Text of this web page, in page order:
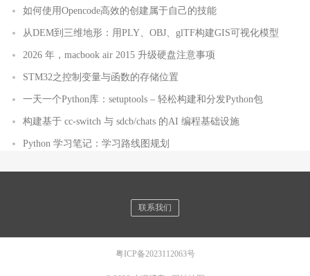
如何使用Opencode高效的创建属于自己的技能
从DEM到三维地形：用PLY、OBJ、glTF构建GIS可视化模型
2026 年，macbook air 2015 升级硬盘注意事项
STM32之控制变量与函数的存储位置
一天一个Python库：setuptools – 轻松构建和分发Python包
构建基于 cc-switch 与 sdcb/chats 的AI 编程基础设施
Python 学习笔记：学习路线图规划
联系我们
粤ICP备2023112063号